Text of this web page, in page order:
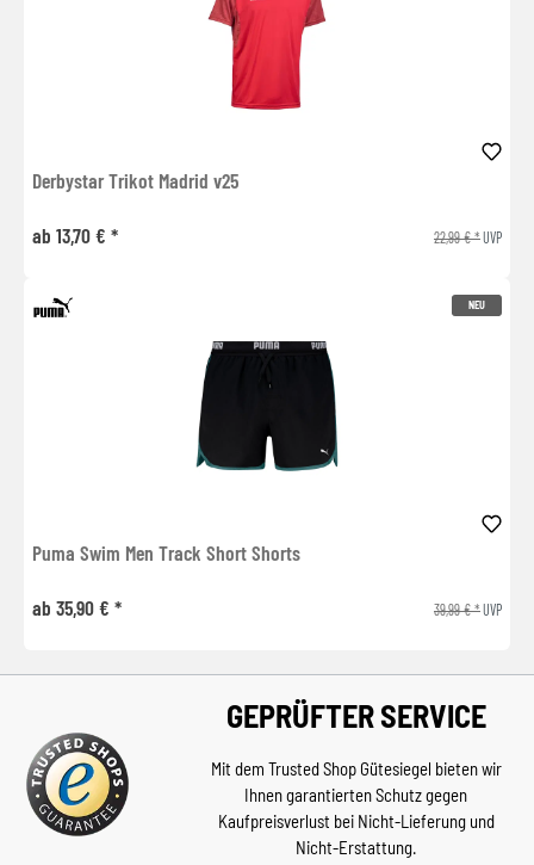
Derbystar Trikot Madrid v25
ab 13,70 € * 22,99 € *UVP
NEU
Puma Swim Men Track Short Shorts
ab 35,90 € * 39,99 € *UVP
GEPRÜFTER SERVICE
Mit dem Trusted Shop Gütesiegel bieten wir
Ihnen garantierten Schutz gegen
Kaufpreisverlust bei Nicht-Lieferung und
Nicht-Erstattung.